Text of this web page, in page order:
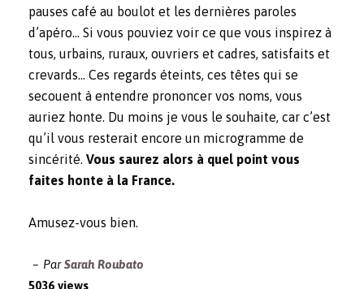
pauses café au boulot et les dernières paroles
d’apéro… Si vous pouviez voir ce que vous inspirez à
tous, urbains, ruraux, ouvriers et cadres, satisfaits et
crevards… Ces regards éteints, ces têtes qui se
secouent à entendre prononcer vos noms, vous
auriez honte. Du moins je vous le souhaite, car c’est
qu’il vous resterait encore un microgramme de
sincérité. Vous saurez alors à quel point vous
faites honte à la France.
Amusez-vous bien.
ParSarah Roubato
5036 views